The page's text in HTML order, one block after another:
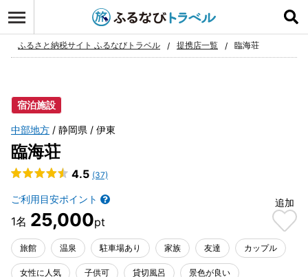
お気に入り
ふるさと納税サイト ふるなびトラベル 提携店一覧 臨海荘
宿泊施設
中部地方 静岡県 伊東
臨海荘
4.5 (37)
ご利用目安ポイント
25,000
追加
旅館 温泉 駐車場あり 家族 友達 カップル
女性に人気 子供可 貸切風呂 景色が良い